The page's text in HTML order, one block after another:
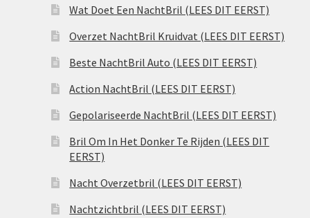
Wat Doet Een NachtBril (LEES DIT EERST)
Overzet NachtBril Kruidvat (LEES DIT EERST)
Beste NachtBril Auto (LEES DIT EERST)
Action NachtBril (LEES DIT EERST)
Gepolariseerde NachtBril (LEES DIT EERST)
Bril Om In Het Donker Te Rijden (LEES DIT
EERST)
Nacht Overzetbril (LEES DIT EERST)
Nachtzichtbril (LEES DIT EERST)